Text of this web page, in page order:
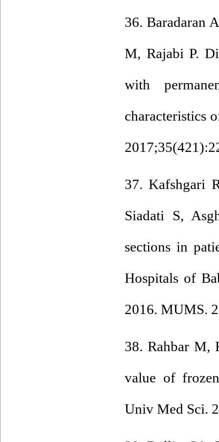
36. Baradaran
M, Rajabi P.
with
characteristics
37. Kafshgari
Siadati S,
sections in
Hospitals of
2016. MUMS.
38. Rahbar M,
value of
Univ Med Sci.